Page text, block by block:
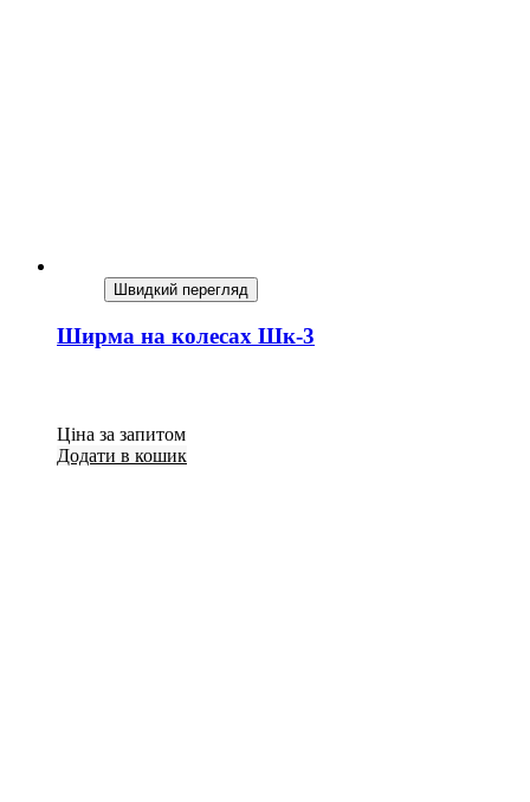
Швидкий перегляд
Ширма на колесах Шк-3
Ціна за запитом
Додати в кошик